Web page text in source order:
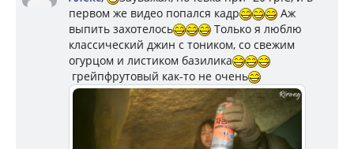
первом же видео попался кадр
Аж
выпить захотелось
Только я люблю
классический джин с тоником, со свежим
огурцом и листиком базилика
грейпфрутовый как-то не очень